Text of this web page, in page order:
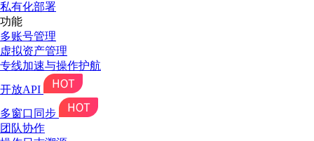
私有化部署
功能
多账号管理
虚拟资产管理
专线加速与操作护航
开放API
多窗口同步
团队协作